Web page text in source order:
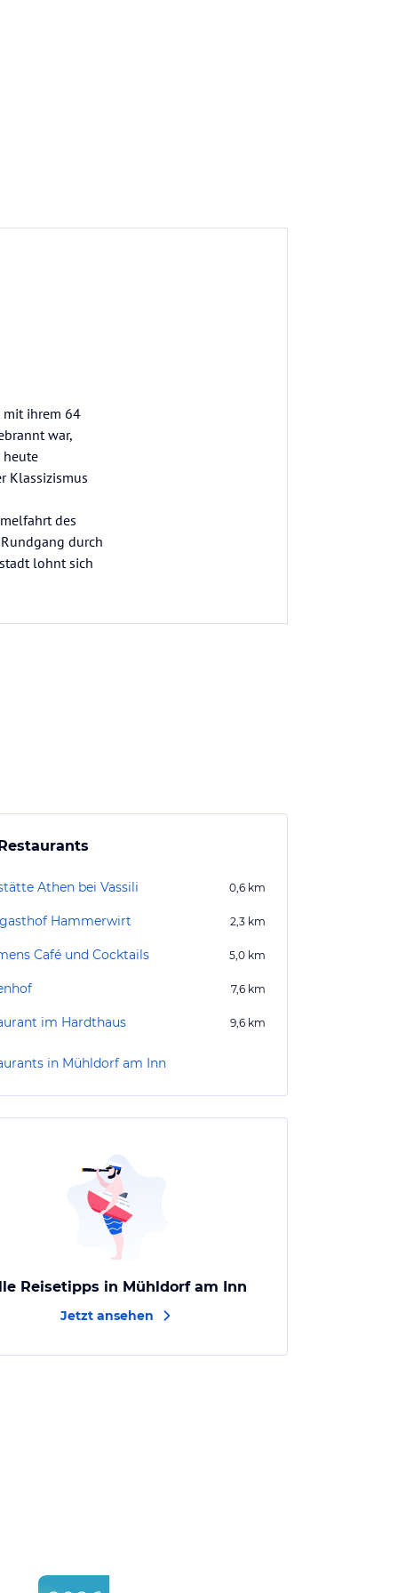
mit ihrem 64
war,
heute
Klassizismus
des
durch
lohnt sich
Athen bei Vassili 0,6 km
Hammerwirt 2,3 km
Café und Cocktails 5,0 km
7,6 km
im Hardthaus 9,6 km
in Mühldorf am Inn
Reisetipps in Mühldorf am Inn
Jetzt ansehen